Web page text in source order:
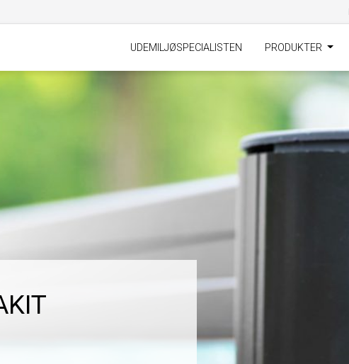
UDEMILJØSPECIALISTEN PRODUKTER